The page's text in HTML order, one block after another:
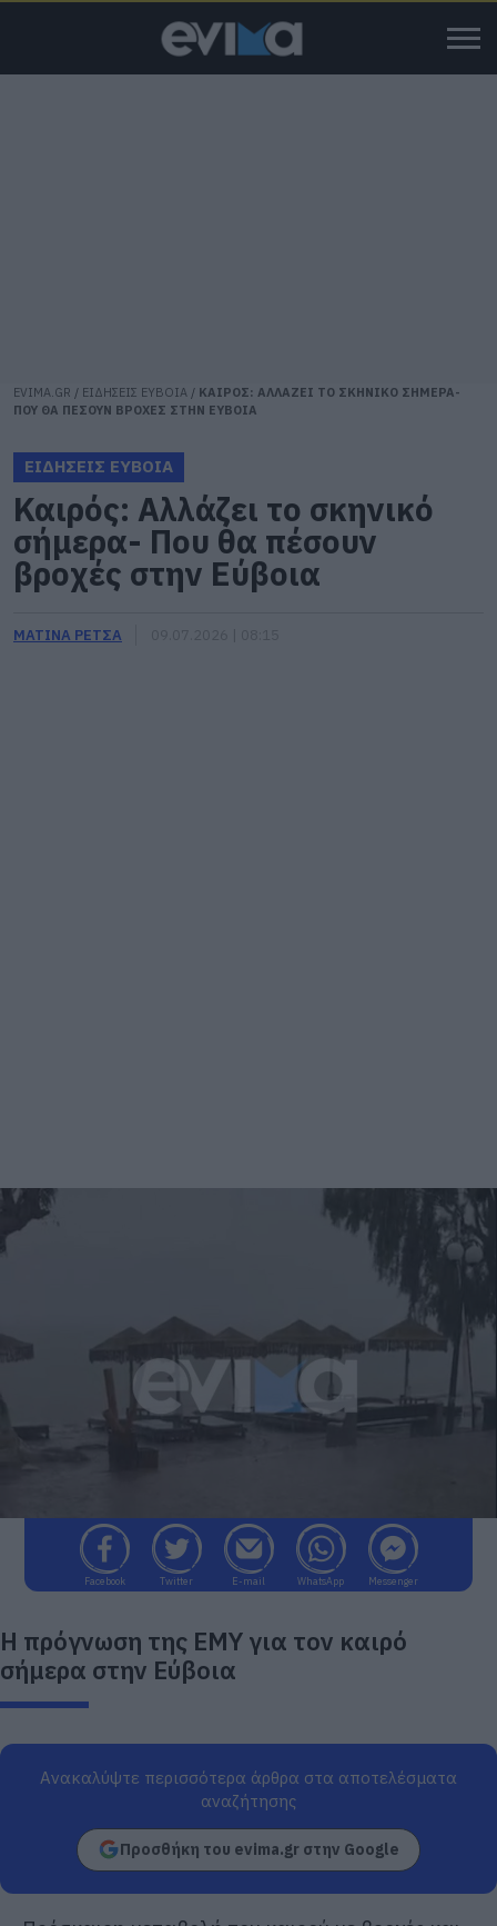
EVIMA.GR / ΕΙΔΗΣΕΙΣ ΕΥΒΟΙΑ / ΚΑΙΡΟΣ: ΑΛΛΑΖΕΙ ΤΟ ΣΚΗΝΙΚΟ ΣΗΜΕΡΑ-
ΠΟΥ ΘΑ ΠΕΣΟΥΝ ΒΡΟΧΕΣ ΣΤΗΝ ΕΥΒΟΙΑ
ΕΙΔΗΣΕΙΣ ΕΥΒΟΙΑ
Καιρός: Αλλάζει το σκηνικό
σήμερα- Που θα πέσουν
βροχές στην Εύβοια
ΜΑΤΙΝΑ ΡΕΤΣΑ
Facebook Twitter E-mail WhatsApp Messenger
Η πρόγνωση της ΕΜΥ για τον καιρό
σήμερα στην Εύβοια
Ανακαλύψτε περισσότερα άρθρα στα αποτελέσματα
αναζήτησης
Προσθήκη του evima.gr στην Google